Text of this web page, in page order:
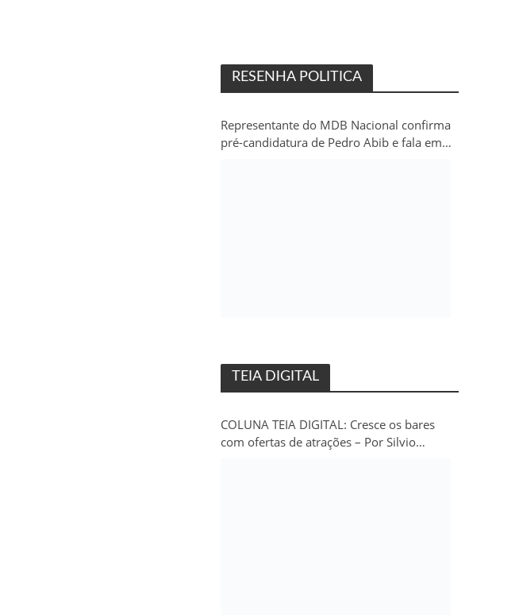
RESENHA POLITICA
Representante do MDB Nacional confirma
pré-candidatura de Pedro Abib e fala em
TEIA DIGITAL
COLUNA TEIA DIGITAL: Cresce os bares
com ofertas de atrações – Por Silvio